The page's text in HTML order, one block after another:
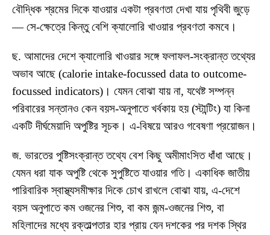
বৌদ্ধিক শ্রমের দিকে যাওয়ার একটা প্রবণতা দেখা যায় পৃথিবী জুড়ে
— সে-ক্ষেত্রে কিন্তু বেশি ক্যালোরি খাওয়ার প্রবণতা কমবে।
ছ. আমাদের দেশে ক্যালোরি খাওয়ার সঙ্গে ফলাফল-সংক্রান্ত তথ্যের
অভাব আছে (calorie intake-focussed data to outcome-
focussed indicators)। যেমন বোঝা যায় না, যথেষ্ট সম্পন্ন
পরিবারের সন্তানও কেন বয়স-অনুপাতে খর্বকায় হয় (স্টান্টিং) যা কিনা
একটি দীর্ঘমেয়াদি অপুষ্টির সূচক। এ-বিষয়ে আরও গবেষণা প্রয়োজন।
জ. ভারতের পুষ্টিসংক্রান্ত তথ্যে বেশ কিছু অমীমাংসিত ধাঁধা আছে।
যেমন ধরা যাক অপুষ্টি থেকে সুপুষ্টিতে যাওয়ার গতি। একাধিক জাতীয়
পারিবারিক স্বাস্থ্যসমীক্ষার দিকে চোখ রাখলে বোঝা যায়, এ-দেশে
বয়স অনুপাতে কম ওজনের শিশু, বা কম জন্ম-ওজনের শিশু, বা
মহিলাদের মধ্যে রক্তাল্পতার হার প্রায় যেন দশকের পর দশক স্থির